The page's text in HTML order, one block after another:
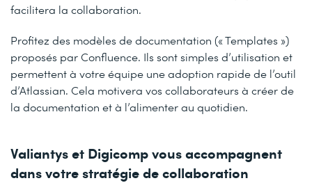
facilitera la collaboration.
Profitez des modèles de documentation (« Templates »)
proposés par Confluence. Ils sont simples d’utilisation et
permettent à votre équipe une adoption rapide de l’outil
d’Atlassian. Cela motivera vos collaborateurs à créer de
la documentation et à l’alimenter au quotidien.
Valiantys et Digicomp vous accompagnent
dans votre stratégie de collaboration